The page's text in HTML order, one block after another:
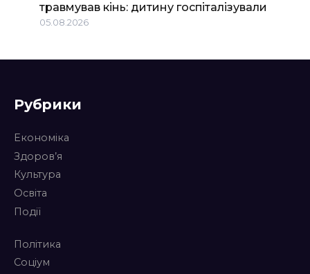
травмував кінь: дитину госпіталізували
05.08.2026
Рубрики
Економіка
Здоров’я
Культура
Освіта
Події
Політика
Соціум